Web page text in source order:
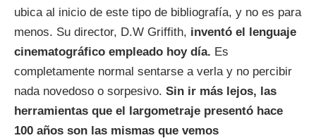
ubica al inicio de este tipo de bibliografía, y no es para
menos. Su director, D.W Griffith, inventó el lenguaje
cinematográfico empleado hoy día. Es
completamente normal sentarse a verla y no percibir
nada novedoso o sorpesivo. Sin ir más lejos, las
herramientas que el largometraje presentó hace
100 años son las mismas que vemos